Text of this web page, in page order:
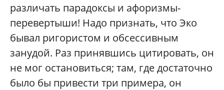
различать парадоксы и афоризмы-
перевертыши! Надо признать, что Эко
бывал ригористом и обсессивным
занудой. Раз принявшись цитировать, он
не мог остановиться; там, где достаточно
было бы привести три примера, он